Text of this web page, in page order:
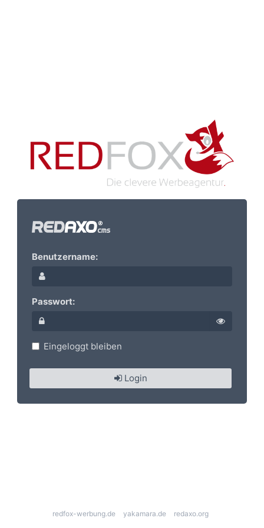
Benutzername:
Passwort:
Eingeloggt bleiben
Login
redfox-werbung.de yakamara.de redaxo.org